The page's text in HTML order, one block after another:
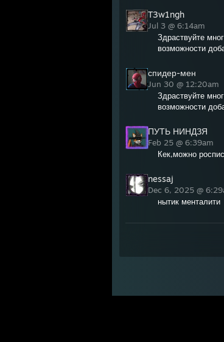
T3w1ngh
Jul 3 @ 6:14am
Здраствуйте
возможности
спидер-мен
Jun 30 @ 12:20am
Здраствуйте
возможности
ПУТЬ НИНДЗЯ
Feb 25 @ 6:39am
Кек,можно
nessaj
Dec 6, 2025 @
нытик менталити